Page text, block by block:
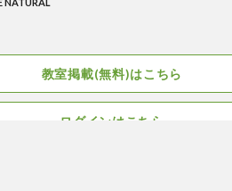
教室掲載(無料)はこちら
ログインはこちら